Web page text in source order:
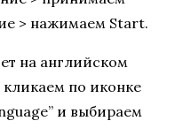
> нажимаем Start.
на английском
по иконке
и выбираем